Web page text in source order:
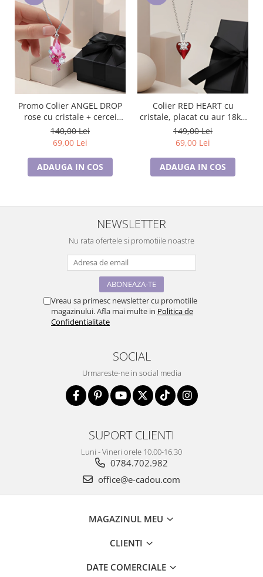
Promo Colier ANGEL DROP
rose cu cristale + cercei
asortati CADOU
140,00 Lei
69,00 Lei
ADAUGA IN COS
Colier RED HEART cu
cristale, placat cu aur 18k -
Accesoriu Luxury al Iubirii
149,00 Lei
69,00 Lei
ADAUGA IN COS
NEWSLETTER
Nu rata ofertele si promotiile noastre
Vreau sa primesc newsletter cu promotiile
magazinului. Afla mai multe in Politica de
Confidentialitate
SOCIAL
Urmareste-ne in social media
SUPORT CLIENTI
Luni - Vineri orele 10.00-16.30
0784.702.982
office@e-cadou.com
MAGAZINUL MEU
CLIENTI
DATE COMERCIALE